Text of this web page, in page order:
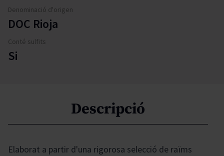
Denominació d'origen
DOC Rioja
Conté sulfits
Si
Descripció
Elaborat a partir d'una rigorosa selecció de raïms